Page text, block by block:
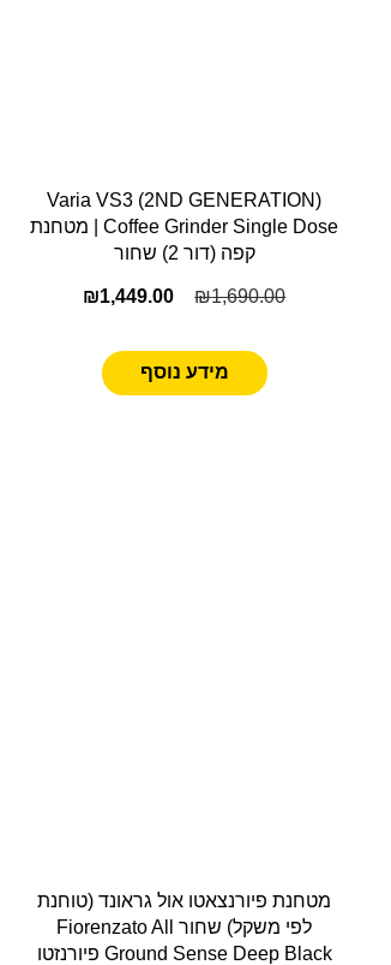
Varia VS3 (2ND GENERATION)
Coffee Grinder Single Dose | מטחנת
קפה (דור 2) שחור
₪1,690.00
₪1,449.00
מידע נוסף
מטחנת פיורנצאטו אול גראונד (טוחנת
לפי משקל) שחור Fiorenzato All
Ground Sense Deep Black פיורנזטו